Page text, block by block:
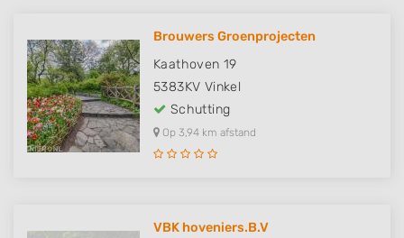
Brouwers Groenprojecten
Kaathoven 19
5383KV Vinkel
Schutting
Op 3,94 km afstand
VBK hoveniers.B.V